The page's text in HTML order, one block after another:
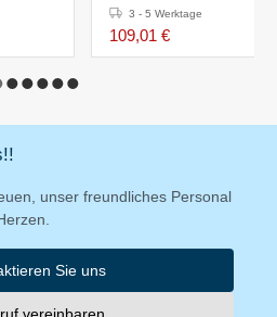
3 - 5 Werktage
109,01 €
unser freundliches Personal
Sie uns
vereinbaren